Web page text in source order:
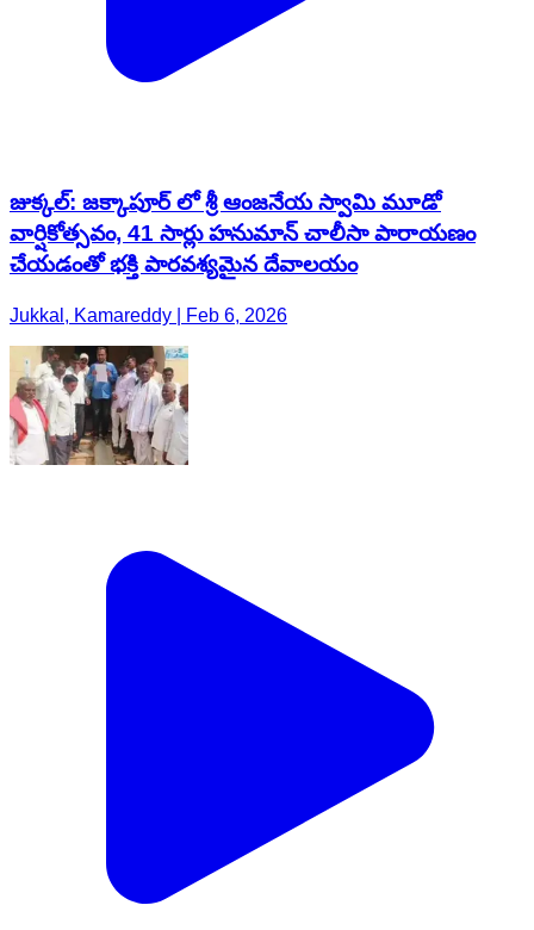
జుక్కల్: జక్కాపూర్ లో శ్రీ ఆంజనేయ స్వామి మూడో
వార్షికోత్సవం, 41 సార్లు హనుమాన్ చాలీసా పారాయణం
చేయడంతో భక్తి పారవశ్యమైన దేవాలయం
Jukkal, Kamareddy | Feb 6, 2026